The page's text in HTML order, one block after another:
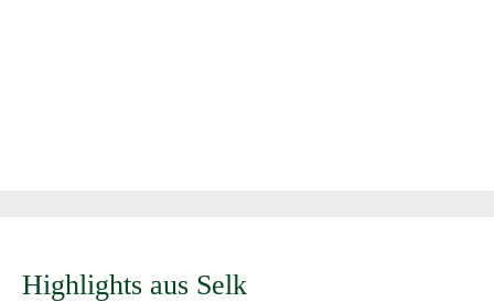
Highlights aus Selk